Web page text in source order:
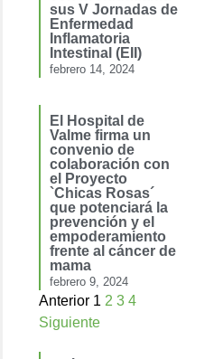
sus V Jornadas de
Enfermedad
Inflamatoria
Intestinal (EII)
febrero 14, 2024
El Hospital de
Valme firma un
convenio de
colaboración con
el Proyecto
`Chicas Rosas´
que potenciará la
prevención y el
empoderamiento
frente al cáncer de
mama
febrero 9, 2024
Anterior 1 2 3 4
Siguiente